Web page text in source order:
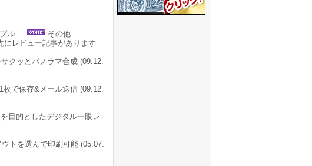
ル ｜
その他
にレビュー記事があります
クッとパノラマ合成 (09.12.
で保存&メール送信 (09.12.
目的としたデジタル一眼レ
トを選んで印刷可能 (05.07.